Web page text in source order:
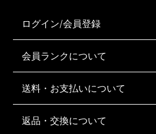
ログイン/会員登録
会員ランクについて
送料・お支払いについて
返品・交換について